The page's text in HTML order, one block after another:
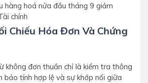
Chiếu Hóa Đơn Và Chứng
không đơn thuần chỉ là kiểm tra thông
bảo tính hợp lệ và sự khớp nối giữa